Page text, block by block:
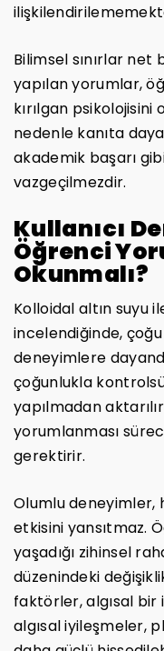
Bilimsel sınırlar
yapılan yorumlar,
kırılgan
nedenle kanıta
akademik başarı
vazgeçilmezdir.
Kullanıcı
Öğrenci
Okunmalı?
Kolloidal altın suyu
incelendiğinde,
deneyimlere
çoğunlukla
yapılmadan
yorumlanması
gerektirir.
Olumlu deneyimler,
etkisini yansıtmaz.
yaşadığı zihinsel
düzenindeki
faktörler, algısal
algısal iyileşmeler,